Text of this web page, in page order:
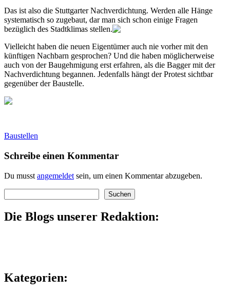
Das ist also die Stuttgarter Nachverdichtung. Werden alle Hänge
systematisch so zugebaut, dar man sich schon einige Fragen
bezüglich des Stadtklimas stellen.
Vielleicht haben die neuen Eigentümer auch nie vorher mit den
künftigen Nachbarn gesprochen? Und die haben möglicherweise
auch von der Baugehmigung erst erfahren, als die Bagger mit der
Nachverdichtung begannen. Jedenfalls hängt der Protest sichtbar
gegenüber der Baustelle.
Baustellen
Schreibe einen Kommentar
Du musst angemeldet sein, um einen Kommentar abzugeben.
Suchen
Die Blogs unserer Redaktion:
Kategorien: